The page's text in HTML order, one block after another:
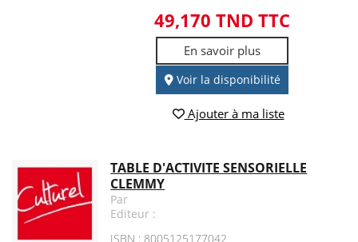
49,170 TND TTC
En savoir plus
Voir la disponibilité
Ajouter à ma liste
TABLE D'ACTIVITE SENSORIELLE
CLEMMY
Par
Editeur :
ISBN : 8005125177042